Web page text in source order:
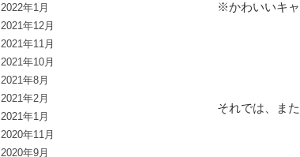
※かわいいキ
それでは、ま
2022年1月
2021年12月
2021年11月
2021年10月
2021年8月
2021年2月
2021年1月
2020年11月
2020年9月